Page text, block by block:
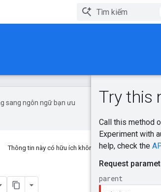
sang ngôn ngữ bạn ưu
Thông tin này có hữu ích không cho bạn không?